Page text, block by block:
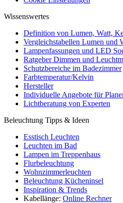
Wissenswertes
Definition von Lumen, Watt,
Vergleichstabellen Lumen und
Lampenfassungen und LED
Ratgeber Dimmen und
Schutzbereiche im Badezimmer
Farbtemperatur/Kelvin
Hersteller
Individuelle Angebote für
Lichtberatung von Experten
Beleuchtung Tipps & Ideen
Esstisch Leuchten
Leuchten im Bad
Lampen im Treppenhaus
Flurbeleuchtung
Wohnzimmerleuchten
Beleuchtung Kücheninsel
Inspiration & Trends
Kabellänge: Online Rechner